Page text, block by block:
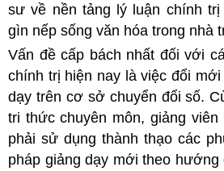
sư về nền tảng lý luận chính
gìn nếp sống văn hóa trong nhà
Vấn đề cấp bách nhất đối với
chính trị hiện nay là việc đổi
dạy trên cơ sở chuyển đổi số.
tri thức chuyên môn, giảng
phải sử dụng thành thạo các
pháp giảng dạy mới theo hướng